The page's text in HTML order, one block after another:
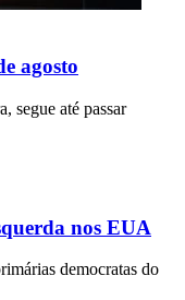
agosto
segue até passar
nos EUA
democratas do